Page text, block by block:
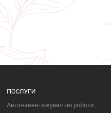
ПОСЛУГИ
Автонавантажувальні роботи